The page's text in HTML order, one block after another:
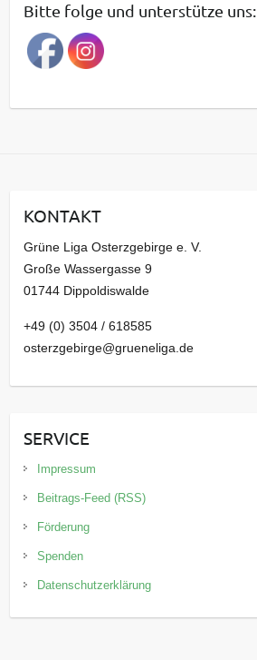
r
a
g
a
v
Bitte folge und unterstütze uns:
KONTAKT
Grüne Liga Osterzgebirge e. V.
Große Wassergasse 9
01744 Dippoldiswalde
+49 (0) 3504 / 618585
osterzgebirge@grueneliga.de
SERVICE
Impressum
Beitrags-Feed (RSS)
Förderung
Spenden
Datenschutzerklärung